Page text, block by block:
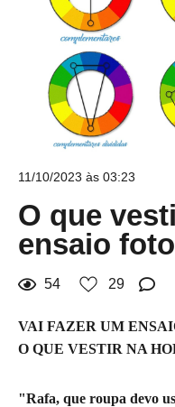
11/10/2023 às 03:23
O que
ensaio
54 29
VAI FAZER UM
O QUE VESTIR NA
"Rafa, que roupa devo